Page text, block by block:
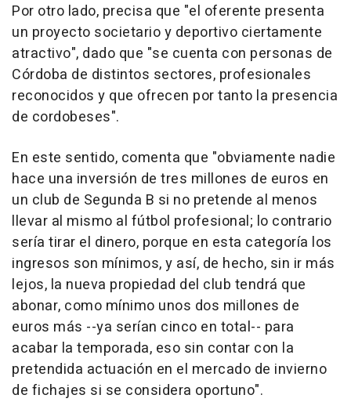
Por otro lado, precisa que "el oferente presenta
un proyecto societario y deportivo ciertamente
atractivo", dado que "se cuenta con personas de
Córdoba de distintos sectores, profesionales
reconocidos y que ofrecen por tanto la presencia
de cordobeses".
En este sentido, comenta que "obviamente nadie
hace una inversión de tres millones de euros en
un club de Segunda B si no pretende al menos
llevar al mismo al fútbol profesional; lo contrario
sería tirar el dinero, porque en esta categoría los
ingresos son mínimos, y así, de hecho, sin ir más
lejos, la nueva propiedad del club tendrá que
abonar, como mínimo unos dos millones de
euros más --ya serían cinco en total-- para
acabar la temporada, eso sin contar con la
pretendida actuación en el mercado de invierno
de fichajes si se considera oportuno".